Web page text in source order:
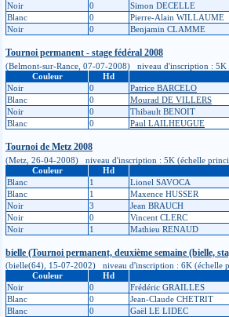
Noir
0 Simon DECELLE
Blanc
0 Pierre-Alain WILLAUME
Noir
0 Benjamin CLAMME
Tournoi permanent - stage fédéral 2008
(Belmont-sur-Rance, 07-07-2008) niveau d'inscription : 5K
Couleur
Hd
Noir
0 Patrice BARCELO
Blanc
0 Mourad DE VILLERS
Noir
0 Thibault BENOIT
Blanc
0 Paul LAILHEUGUE
Tournoi de Metz 2008
(Metz, 26-04-2008) niveau d'inscription : 5K (échelle
Couleur
Hd
Blanc
1 Lionel SAVOCA
Blanc
1 Maxence HUSSER
Noir
3 Jean BRAUCH
Noir
0 Vincent CLERC
Noir
1 Mathieu RENAUD
bielle (Tournoi permanent, deuxième semaine (bielle,
(bielle(64), 15-07-2002) niveau d'inscription : 6K (échelle
Couleur
Hd
Noir
0 Frédéric GRAILLES
Blanc
0 Jean-Claude CHETRIT
Blanc
0 Gaël LE LIDEC